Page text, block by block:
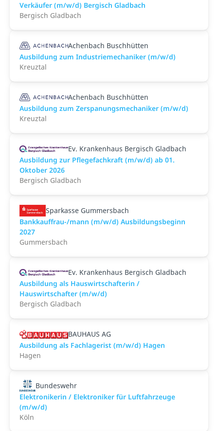
Verkäufer (m/w/d) Bergisch Gladbach
Bergisch Gladbach
Achenbach Buschhütten
Ausbildung zum Industriemechaniker (m/w/d)
Kreuztal
Achenbach Buschhütten
Ausbildung zum Zerspanungsmechaniker (m/w/d)
Kreuztal
Ev. Krankenhaus Bergisch Gladbach
Ausbildung zur Pflegefachkraft (m/w/d) ab 01.
Oktober 2026
Bergisch Gladbach
Sparkasse Gummersbach
Bankkauffrau-/mann (m/w/d) Ausbildungsbeginn
2027
Gummersbach
Ev. Krankenhaus Bergisch Gladbach
Ausbildung als Hauswirtschafterin /
Hauswirtschafter (m/w/d)
Bergisch Gladbach
BAUHAUS AG
Ausbildung als Fachlagerist (m/w/d) Hagen
Hagen
Bundeswehr
Elektronikerin / Elektroniker für Luft­fahr­zeuge
(m/w/d)
Köln